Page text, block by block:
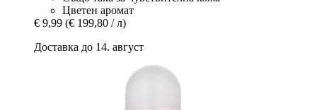
Цветен аромат
€ 9,99 (€ 199,80 / л)
Доставка до 14. август